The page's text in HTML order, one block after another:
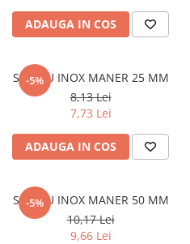
Plasă de gard sudată zincată
Plasă de gard împletită zincată
Plasă împletită
Plasă de armare
Plasă din fibră de sticlă
Plasă sudată
Policarbonat
Trepte și grătare zincate
ADAUGA IN COS
-5%
SPACLU INOX MANER 25 MM
8,13 Lei
7,73 Lei
ADAUGA IN COS
-5%
SPACLU INOX MANER 50 MM
10,17 Lei
9,66 Lei